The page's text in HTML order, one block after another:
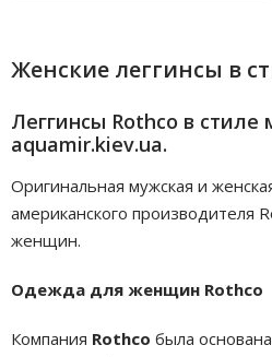
Женские леггинсы в
Леггинсы Rothco в
aquamir.kiev.ua.
Оригинальная мужская и
американского производителя
женщин.
Одежда для женщин Rothco
Компания Rothco была